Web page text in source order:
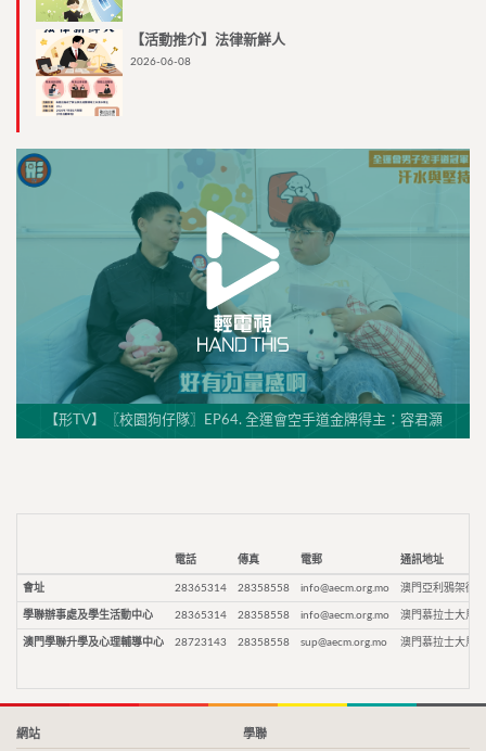
【活動推介】法律新鮮人
2026-06-08
【形TV】〖校園狗仔隊〗EP64. 全運會空手道金牌得主：容君灝
電話 傳真 電郵 通訊地址
會址 28365314 28358558 info@aecm.org.mo 澳門亞利鴉架街9
學聯辦事處及學生活動中心 28365314 28358558 info@aecm.org.mo 澳門慕拉士大馬
澳門學聯升學及心理輔導中心 28723143 28358558 sup@aecm.org.mo 澳門慕拉士大馬
網站 學聯